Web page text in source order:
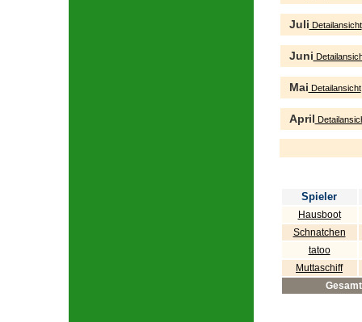
Juli Detailansicht
Juni
Mai Detailansicht
April
Spieler
Hausboot
Schnatchen
tatoo
Muttaschiff
Gesamt